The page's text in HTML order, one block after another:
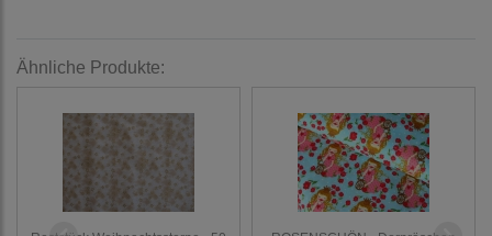
Ähnliche Produkte: